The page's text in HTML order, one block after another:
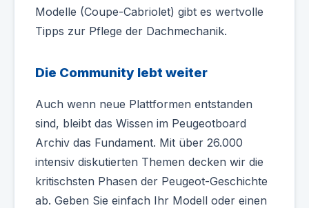
Modelle (Coupe-Cabriolet) gibt es wertvolle
Tipps zur Pflege der Dachmechanik.
Die Community lebt weiter
Auch wenn neue Plattformen entstanden
sind, bleibt das Wissen im Peugeotboard
Archiv das Fundament. Mit über 26.000
intensiv diskutierten Themen decken wir die
kritischsten Phasen der Peugeot-Geschichte
ab. Geben Sie einfach Ihr Modell oder einen